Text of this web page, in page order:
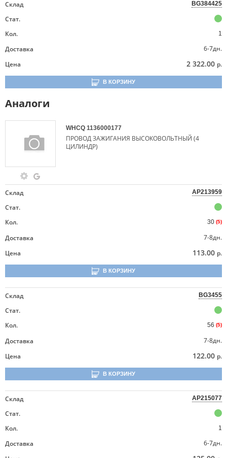
Склад BG384425
Стат.
Кол.
1
Доставка
6-7дн.
Цена
2 322.00 р.
В КОРЗИНУ
Аналоги
WHCQ 1136000177
ПРОВОД ЗАЖИГАНИЯ ВЫСОКОВОЛЬТНЫЙ (4
ЦИЛИНДР)
Склад AP213959
Стат.
Кол.
30 (5)
Доставка
7-8дн.
Цена
113.00 р.
В КОРЗИНУ
Склад BG3455
Стат.
Кол.
56 (5)
Доставка
7-8дн.
Цена
122.00 р.
В КОРЗИНУ
Склад AP215077
Стат.
Кол.
1
Доставка
6-7дн.